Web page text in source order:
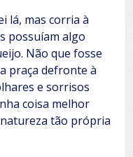
mas corria à
possuíam algo
Não que fosse
praça defronte à
e sorrisos
coisa melhor
tão própria